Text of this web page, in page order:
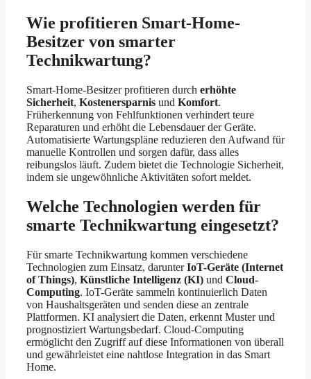
Wie profitieren Smart-Home-
Besitzer von smarter
Technikwartung?
Smart-Home-Besitzer profitieren durch erhöhte
Sicherheit, Kostenersparnis und Komfort.
Früherkennung von Fehlfunktionen verhindert teure
Reparaturen und erhöht die Lebensdauer der Geräte.
Automatisierte Wartungspläne reduzieren den Aufwand für
manuelle Kontrollen und sorgen dafür, dass alles
reibungslos läuft. Zudem bietet die Technologie Sicherheit,
indem sie ungewöhnliche Aktivitäten sofort meldet.
Welche Technologien werden für
smarte Technikwartung eingesetzt?
Für smarte Technikwartung kommen verschiedene
Technologien zum Einsatz, darunterIoT-Geräte (Internet
of Things), Künstliche Intelligenz (KI) und Cloud-
Computing. IoT-Geräte sammeln kontinuierlich Daten
von Haushaltsgeräten und senden diese an zentrale
Plattformen. KI analysiert die Daten, erkennt Muster und
prognostiziert Wartungsbedarf. Cloud-Computing
ermöglicht den Zugriff auf diese Informationen von überall
und gewährleistet eine nahtlose Integration in das Smart
Home.